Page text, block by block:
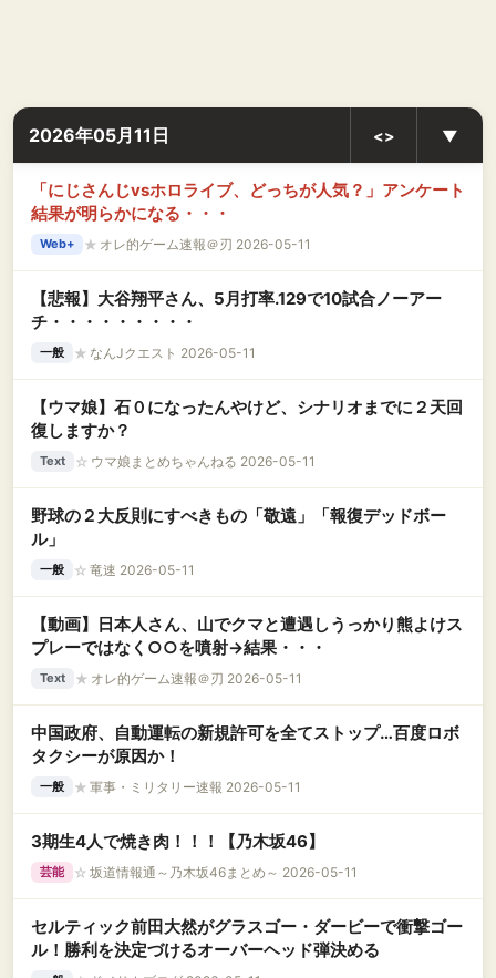
2026年05月11日 <> ▼
「にじさんじvsホロライブ、どっちが人気？」アンケート
結果が明らかになる・・・
Web+ ★ オレ的ゲーム速報＠刃 2026-05-11
【悲報】大谷翔平さん、5月打率.129で10試合ノーアー
チ・・・・・・・・・
一般 ★ なんJクエスト 2026-05-11
【ウマ娘】石０になったんやけど、シナリオまでに２天回
復しますか？
Text ☆ ウマ娘まとめちゃんねる 2026-05-11
野球の２大反則にすべきもの「敬遠」「報復デッドボー
ル」
一般 ☆ 竜速 2026-05-11
【動画】日本人さん、山でクマと遭遇しうっかり熊よけス
プレーではなく○○を噴射→結果・・・
Text ★ オレ的ゲーム速報＠刃 2026-05-11
中国政府、自動運転の新規許可を全てストップ…百度ロボ
タクシーが原因か！
一般 ★ 軍事・ミリタリー速報 2026-05-11
3期生4人で焼き肉！！！【乃木坂46】
芸能 ☆ 坂道情報通～乃木坂46まとめ～ 2026-05-11
セルティック前田大然がグラスゴー・ダービーで衝撃ゴー
ル！勝利を決定づけるオーバーヘッド弾決める